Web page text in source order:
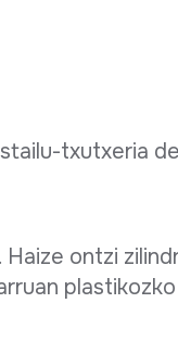
txutxeria
ontzi